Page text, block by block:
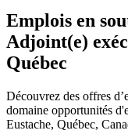
Emplois en
Adjoint(e)
Québec
Découvrez des offres
domaine opportunités
Eustache, Québec,